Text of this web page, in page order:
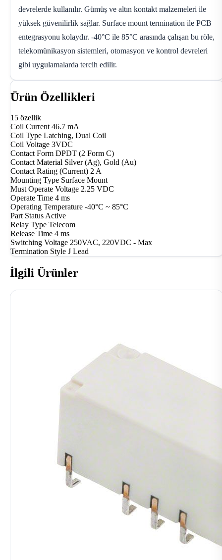
devrelerde kullanılır. Gümüş ve altın kontakt malzemeleri ile
yüksek güvenilirlik sağlar. Surface mount termination ile PCB
entegrasyonu kolaydır. -40°C ile 85°C arasında çalışan bu röle,
telekomünikasyon sistemleri, otomasyon ve kontrol devreleri
gibi uygulamalarda tercih edilir.
Ürün Özellikleri
15 özellik
Coil Current 46.7 mA
Coil Type Latching, Dual Coil
Coil Voltage 3VDC
Contact Form DPDT (2 Form C)
Contact Material Silver (Ag), Gold (Au)
Contact Rating (Current) 2 A
Mounting Type Surface Mount
Must Operate Voltage 2.25 VDC
Operate Time 4 ms
Operating Temperature -40°C ~ 85°C
Part StatusActive
Relay Type Telecom
Release Time 4 ms
Switching Voltage 250VAC, 220VDC - Max
Termination Style J Lead
İlgili Ürünler